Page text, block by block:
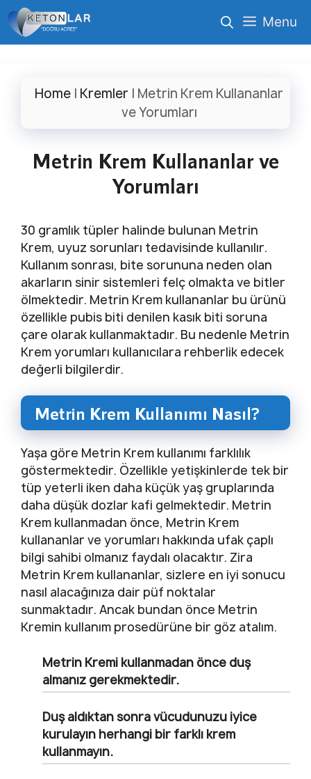
İçeriğe
atla
Menu
Home | Kremler | Metrin Krem Kullananlar
ve Yorumları
Metrin Krem Kullananlar ve
Yorumları
30 gramlık tüpler halinde bulunan Metrin
Krem, uyuz sorunları tedavisinde kullanılır.
Kullanım sonrası, bite sorununa neden olan
akarların sinir sistemleri felç olmakta ve bitler
ölmektedir. Metrin Krem kullananlar bu ürünü
özellikle pubis biti denilen kasık biti soruna
çare olarak kullanmaktadır. Bu nedenle Metrin
Krem yorumları kullanıcılara rehberlik edecek
değerli bilgilerdir.
Metrin Krem Kullanımı Nasıl?
Yaşa göre Metrin Krem kullanımı farklılık
göstermektedir. Özellikle yetişkinlerde tek bir
tüp yeterli iken daha küçük yaş gruplarında
daha düşük dozlar kafi gelmektedir. Metrin
Krem kullanmadan önce, Metrin Krem
kullananlar ve yorumları hakkında ufak çaplı
bilgi sahibi olmanız faydalı olacaktır. Zira
Metrin Krem kullananlar, sizlere en iyi sonucu
nasıl alacağınıza dair püf noktalar
sunmaktadır. Ancak bundan önce Metrin
Kremin kullanım prosedürüne bir göz atalım.
Metrin Kremi kullanmadan önce duş
almanız gerekmektedir.
Duş aldıktan sonra vücudunuzu iyice
kurulayın herhangi bir farklı krem
kullanmayın.